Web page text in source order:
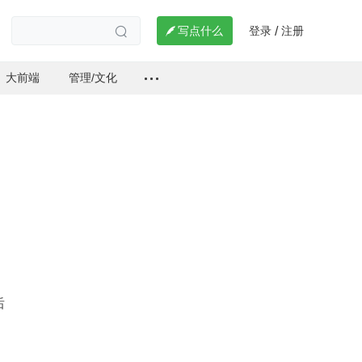
  写点什么 登录 / 注册
大前端 管理/文化